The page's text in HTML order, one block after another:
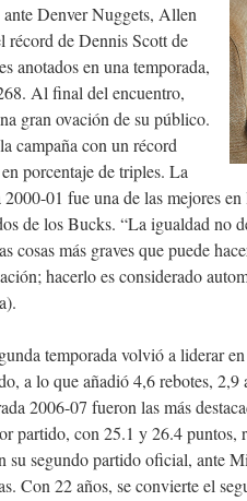
Denver Nuggets, Allen
récord de Dennis Scott de
anotados en una temporada,
Al final del encuentro,
gran ovación de su público.
campaña con un récord
porcentaje de triples. La
2000-01 fue una de las mejores
de los Bucks. “La igualdad no
cosas más graves que puede
hacerlo es considerado
temporada volvió a liderar
a lo que añadió 4,6 rebotes,
2006-07 fueron las más
partido, con 25.1 y 26.4 puntos,
su segundo partido oficial, ante
Con 22 años, se convierte el